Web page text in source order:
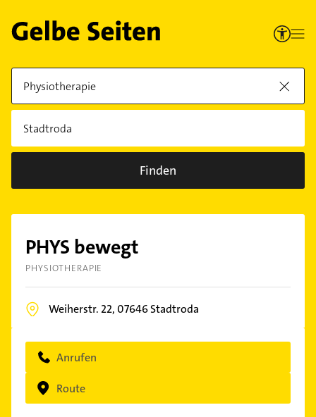
Finden
PHYS bewegt
PHYSIOTHERAPIE
Weiherstr. 22,07646Stadtroda
Anrufen
Route